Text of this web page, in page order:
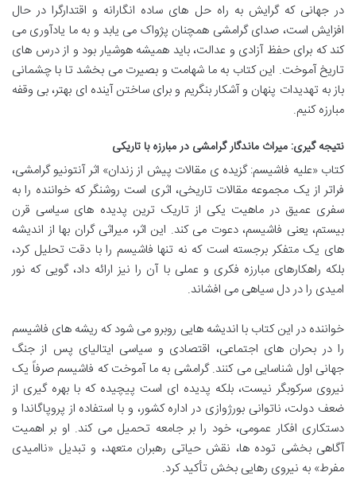
در جهانی که گرایش به راه حل های ساده انگارانه و اقتدارگرا در حال
افزایش است، صدای گرامشی همچنان پژواک می یابد و به ما یادآوری می
کند که برای حفظ آزادی و عدالت، باید همیشه هوشیار بود و از درس های
تاریخ آموخت. این کتاب به ما شهامت و بصیرت می بخشد تا با چشمانی
باز به تهدیدات پنهان و آشکار بنگریم و برای ساختن آینده ای بهتر، بی وقفه
مبارزه کنیم.
نتیجه گیری: میراث ماندگار گرامشی در مبارزه با تاریکی
کتاب «علیه فاشیسم: گزیده ی مقالات پیش از زندان» اثر آنتونیو گرامشی،
فراتر از یک مجموعه مقالات تاریخی، اثری است روشنگر که خواننده را به
سفری عمیق در ماهیت یکی از تاریک ترین پدیده های سیاسی قرن
بیستم، یعنی فاشیسم، دعوت می کند. این اثر، میراثی گران بها از اندیشه
های یک متفکر برجسته است که نه تنها فاشیسم را با دقت تحلیل کرد،
بلکه راهکارهای مبارزه فکری و عملی با آن را نیز ارائه داد، گویی که نور
امیدی را در دل سیاهی می افشاند.
خواننده در این کتاب با اندیشه هایی روبرو می شود که ریشه های فاشیسم
را در بحران های اجتماعی، اقتصادی و سیاسی ایتالیای پس از جنگ
جهانی اول شناسایی می کنند. گرامشی به ما آموخت که فاشیسم صرفاً یک
نیروی سرکوبگر نیست، بلکه پدیده ای است پیچیده که با بهره گیری از
ضعف دولت، ناتوانی بورژوازی در اداره کشور، و با استفاده از پروپاگاندا و
دستکاری افکار عمومی، خود را بر جامعه تحمیل می کند. او بر اهمیت
آگاهی بخشی توده ها، نقش حیاتی رهبران متعهد، و تبدیل «ناامیدی
مفرط» به نیروی رهایی بخش تأکید کرد.